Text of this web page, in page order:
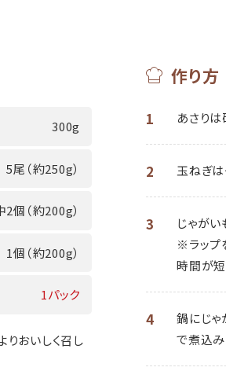
300g
5尾（約250g）
2個（約200g）
1個（約200g）
1パック
りおいしく召し
作り方
1 あさりは
2 玉ねぎは
3
じゃが
※ラップ
時間が短
4 鍋にじゃ
で煮込み